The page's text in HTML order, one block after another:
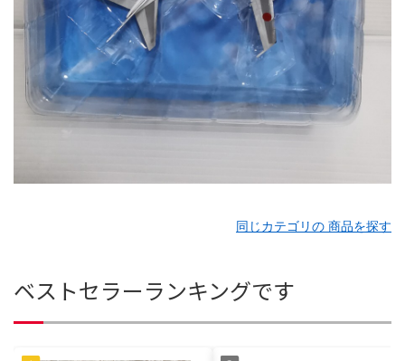
同じカテゴリの 商品を探す
ベストセラーランキングです